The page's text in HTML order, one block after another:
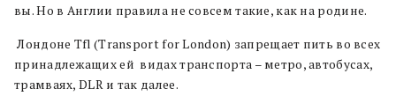
вы. Но в Англии правила не совсем такие, как на родине.
Лондоне Tfl (Transport for London) запрещает пить во всех
принадлежащих ей видах транспорта – метро, автобусах,
трамваях, DLR и так далее.